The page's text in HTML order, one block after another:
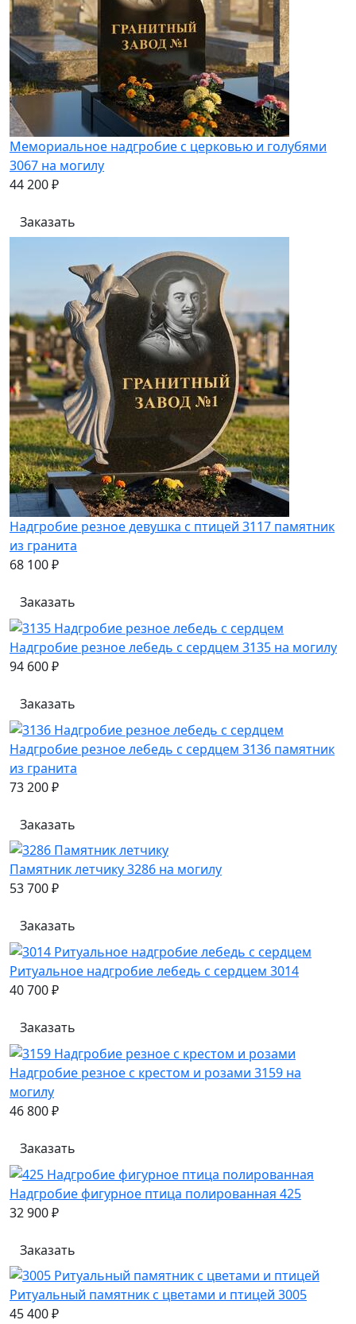
Мемориальное надгробие с церковью и голубями
3067 на могилу
44 200 ₽
Заказать
Надгробие резное девушка с птицей 3117 памятник
из гранита
68 100 ₽
Заказать
Надгробие резное лебедь с сердцем 3135 на могилу
94 600 ₽
Заказать
Надгробие резное лебедь с сердцем 3136 памятник
из гранита
73 200 ₽
Заказать
Памятник летчику 3286 на могилу
53 700 ₽
Заказать
Ритуальное надгробие лебедь с сердцем 3014
40 700 ₽
Заказать
Надгробие резное с крестом и розами 3159 на
могилу
46 800 ₽
Заказать
Надгробие фигурное птица полированная 425
32 900 ₽
Заказать
Ритуальный памятник с цветами и птицей 3005
45 400 ₽